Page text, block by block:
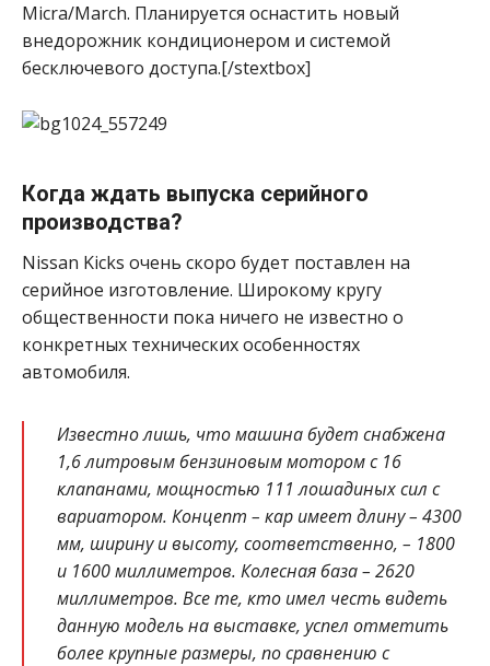
Micra/March. Планируется оснастить новый
внедорожник кондиционером и системой
бесключевого доступа.[/stextbox]
Когда ждать выпуска серийного
производства?
Nissan Kicks очень скоро будет поставлен на
серийное изготовление. Широкому кругу
общественности пока ничего не известно о
конкретных технических особенностях
автомобиля.
Известно лишь, что машина будет снабжена
1,6 литровым бензиновым мотором с 16
клапанами, мощностью 111 лошадиных сил с
вариатором. Концепт – кар имеет длину – 4300
мм, ширину и высоту, соответственно, – 1800
и 1600 миллиметров. Колесная база – 2620
миллиметров. Все те, кто имел честь видеть
данную модель на выставке, успел отметить
более крупные размеры, по сравнению с